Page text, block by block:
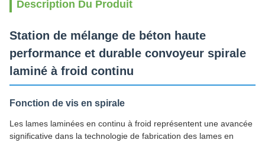
Description Du Produit
Station de mélange de béton haute
performance et durable convoyeur spirale
laminé à froid continu
Fonction de vis en spirale
Les lames laminées en continu à froid représentent une avancée
significative dans la technologie de fabrication des lames en